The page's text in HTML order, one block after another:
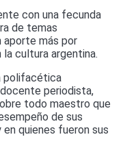
con una fecunda
de temas
más por
la cultura argentina.
polifacética
periodista,
todo maestro que
de sus
quienes fueron sus